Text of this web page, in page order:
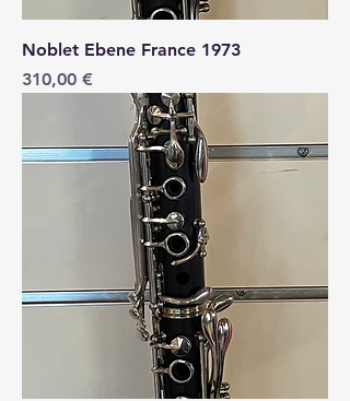
Noblet Ebene France 1973
Price
310,00 €